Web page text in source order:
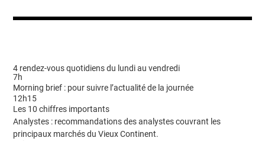
4 rendez-vous quotidiens du lundi au vendredi
7h
Morning brief : pour suivre l’actualité de la journée
12h15
Les 10 chiffres importants
Analystes : recommandations des analystes couvrant les
principaux marchés du Vieux Continent.